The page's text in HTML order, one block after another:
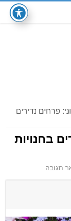
פרחים נדירים
בחנויות
תגובה